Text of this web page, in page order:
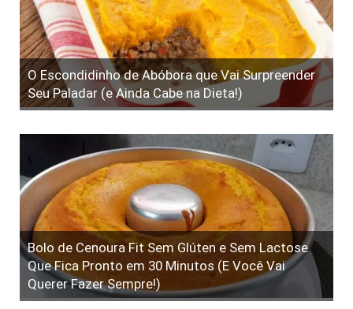
O Escondidinho de Abóbora que Vai Surpreender
Seu Paladar (e Ainda Cabe na Dieta!)
Bolo de Cenoura Fit Sem Glúten e Sem Lactose
Que Fica Pronto em 30 Minutos (E Você Vai
Querer Fazer Sempre!)